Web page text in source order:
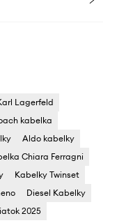
Lagerfeld
kabelka
Aldo kabelky
Chiara Ferragni
Kabelky Twinset
Diesel Kabelky
2025